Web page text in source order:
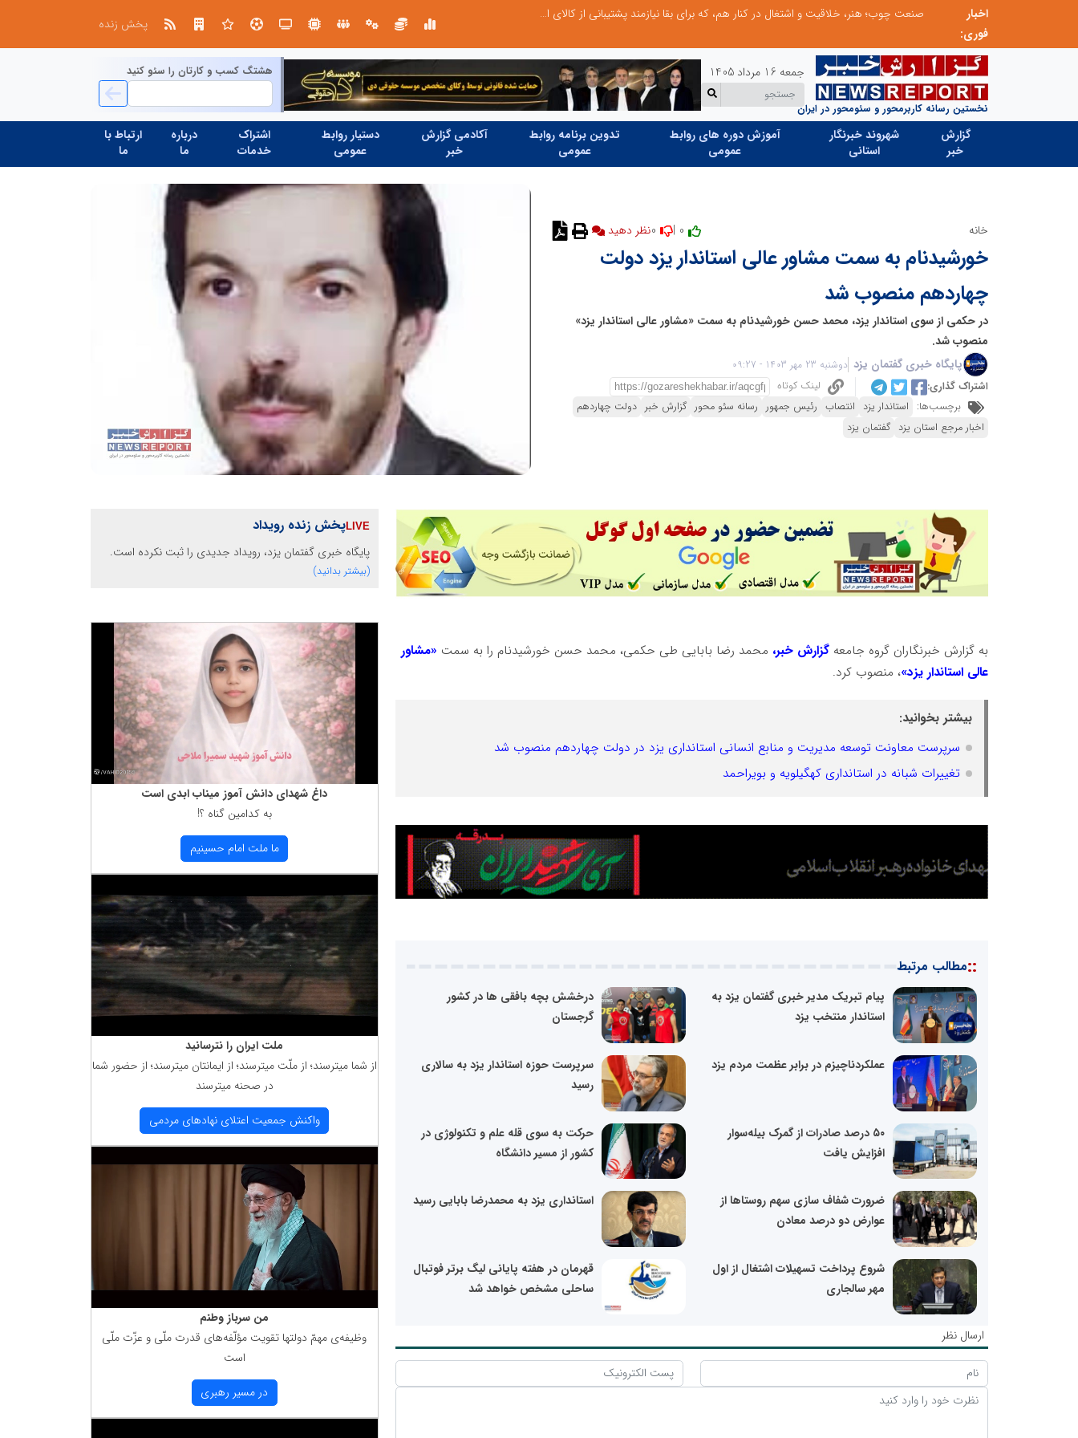
اخبار
فوری:
صنعت چوب؛ هنر، خلاقیت و اشتغال در کنار هم، که برای بقا نیازمند پشتیبانی از کالای ایرانی است
پخش زنده
نخستین رسانه کاربرمحور و سئومحور در ایران
جمعه 16 مرداد 1405 هشتگ کسب و کارتان را سئو کنید
گزارش
خبر
شهروند خبرنگار
استانی
آموزش دوره های روابط
عمومی
تدوین برنامه روابط
عمومی
آکادمی گزارش
خبر
دستیار روابط
عمومی
اشتراک
خدمات
درباره
ما
ارتباط با
ما
خانه نظر دهید
خورشیدنام به سمت مشاور عالی استاندار یزد دولت
چهاردهم منصوب شد
در حکمی از سوی استاندار یزد، محمد حسن خورشیدنام به سمت «مشاور عالی استاندار یزد»
منصوب شد.
پایگاه خبری گفتمان یزد دوشنبه 23 مهر 1403 - 09:27
اشتراک گذاری:
لینک کوتاه
برچسب‌ها: استاندار یزد انتصاب رئیس جمهور رسانه سئو محور گزارش خبر دولت چهاردهم
اخبار مرجع استان یزد گفتمان یزد
به گزارش خبرنگاران گروه جامعهگزارش خبر، محمد رضا بابایی طی حکمی، محمد حسن خورشیدنام را به سمت «مشاور
عالی استاندار یزد»، منصوب کرد.
بیشتر بخوانید:
سرپرست معاونت توسعه مدیریت و منابع انسانی استانداری یزد در دولت چهاردهم منصوب شد
تغییرات شبانه در استانداری کهگیلویه و بویراحمد
::مطالب مرتبط
پیام تبریک مدیر خبری گفتمان یزد به
استاندار منتخب یزد
درخشش بچه بافقی ها در کشور
گرجستان
عملکردناچیزم در برابر عظمت مردم یزد
سرپرست حوزه استاندار یزد به سالاری
رسید
۵۰ درصد صادرات از گمرک بیله‌سوار
افزایش یافت
حرکت به سوی قله علم و تکنولوژی در
کشور از مسیر دانشگاه
ضرورت شفاف سازی سهم روستا‌ها از
عوارض دو درصد معادن
استانداری یزد به محمدرضا بابایی رسید
شروع پرداخت تسهیلات اشتغال از اول
مهر سالجاری
قهرمان در هفته پایانی لیگ برتر فوتبال
ساحلی مشخص خواهد شد
ارسال نظر
پخش زنده رویداد
پایگاه خبری گفتمان یزد، رویداد جدیدی را ثبت نکرده است.
(بیشتر بدانید)
داغ شهدای دانش آموز میناب ابدی است
به كدامین گناه ؟!
ما ملت امام حسینیم
ملت ایران را نترسانید
از شما میترسند؛ از ملّت میترسند؛ از ایمانتان میترسند؛ از حضور شما
در صحنه میترسند
واكنش جمعیت اعتلای نهادهای مردمی
من سرباز وطنم
وظیفه‌ی مهمّ دولتها تقویت مؤلّفه‌های قدرت ملّی و عزّت ملّی
است
در مسیر رهبری